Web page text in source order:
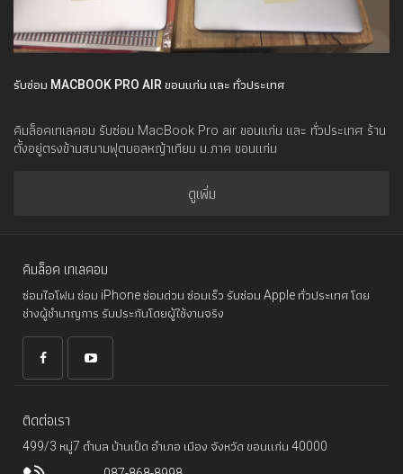
รับซ่อม MACBOOK PRO AIR ขอนแก่น และ ทั่วประเทศ
คิมล็อคเทเลคอม รับซ่อม MacBook Pro air ขอนแก่น และ ทั่วประเทศ ร้าน
ตั้งอยู่ตรงข้ามสนามฟุตบอลหญ้าเทียม ม.ภาค ขอนแก่น
ดูเพิ่ม
คิมล็อค เทเลคอม
ซ่อมไอโฟน ซ่อม iPhone ซ่อมด่วน ซ่อมเร็ว รับซ่อม Apple ทั่วประเทศ โดย
ช่างผู้ชำนาญการ รับประกันโดยผู้ใช้งานจริง
ติดต่อเรา
499/3 หมู่7 ตำบล บ้านเป็ด อำเภอ เมือง จังหวัด ขอนแก่น 40000